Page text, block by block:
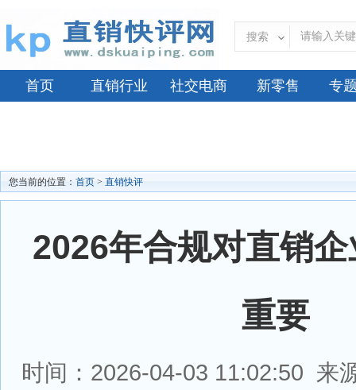
搜索
首页 直销行业 社交电商 新零售 专
您当前的位置： 首页 > 直销快评
2026年合规对直销
重要
时间：2026-04-03 11:02:50 来